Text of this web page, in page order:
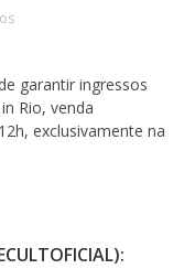
garantir ingressos
Rio, venda
exclusivamente na